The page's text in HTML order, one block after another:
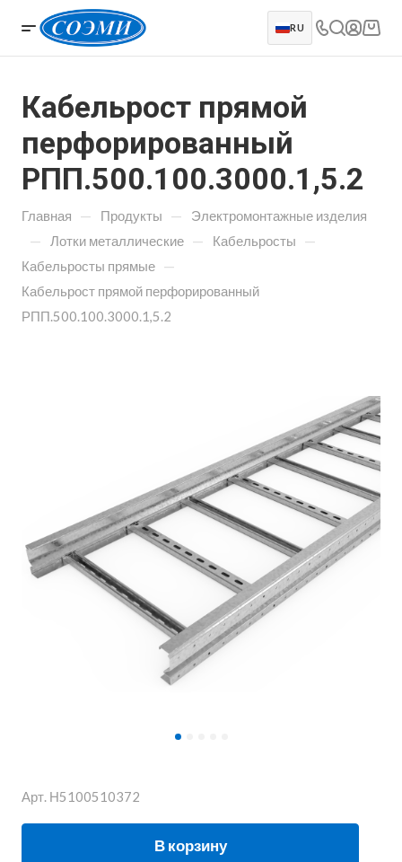
RU
Кабельрост прямой
перфорированный
РПП.500.100.3000.1,5.2
Главная — Продукты — Электромонтажные изделия
— Лотки металлические — Кабельросты —
Кабельросты прямые —
Кабельрост прямой перфорированный
РПП.500.100.3000.1,5.2
Арт. Н5100510372
В корзину